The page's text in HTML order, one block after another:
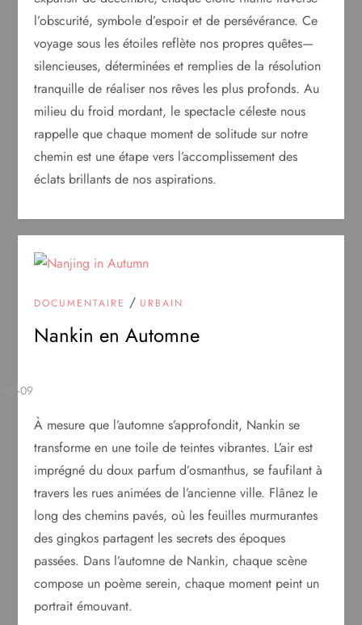
l’obscurité, symbole d’espoir et de persévérance. Ce
voyage sous les étoiles reflète nos propres quêtes—
silencieuses, déterminées et remplies de la résolution
tranquille de réaliser nos rêves les plus profonds. Au
milieu du froid mordant, le spectacle céleste nous
rappelle que chaque moment de solitude sur notre
chemin est une étape vers l’accomplissement des
éclats brillants de nos aspirations.
DOCUMENTAIRE / URBAIN
Nankin en Automne
À mesure que l’automne s’approfondit, Nankin se
transforme en une toile de teintes vibrantes. L’air est
imprégné du doux parfum d’osmanthus, se faufilant à
travers les rues animées de l’ancienne ville. Flânez le
long des chemins pavés, où les feuilles murmurantes
des gingkos partagent les secrets des époques
passées. Dans l’automne de Nankin, chaque scène
compose un poème serein, chaque moment peint un
portrait émouvant.